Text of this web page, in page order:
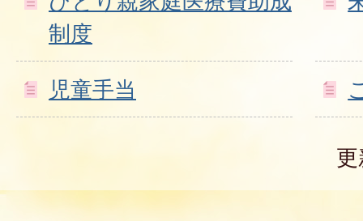
制度
児童手当